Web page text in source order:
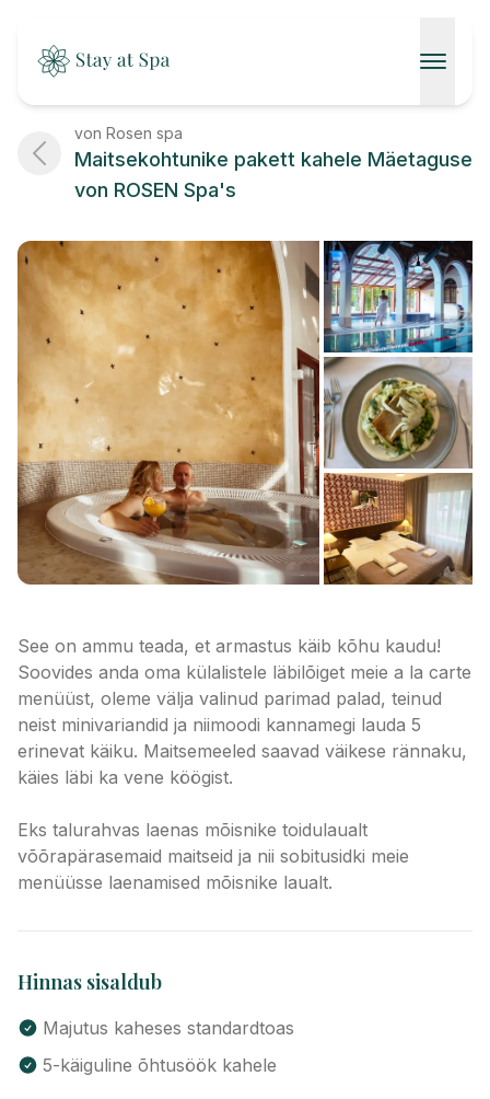
AVALEHT
von Rosen spa
Maitsekohtunike pakett kahele Mäetaguse
von ROSEN Spa's
See on ammu teada, et armastus käib kõhu kaudu!
Soovides anda oma külalistele läbilõiget meie a la carte
menüüst, oleme välja valinud parimad palad, teinud
neist minivariandid ja niimoodi kannamegi lauda 5
erinevat käiku. Maitsemeeled saavad väikese rännaku,
käies läbi ka vene köögist.
Eks talurahvas laenas mõisnike toidulaualt
võõrapärasemaid maitseid ja nii sobitusidki meie
menüüsse laenamised mõisnike laualt.
Hinnas sisaldub
Majutus kaheses standardtoas
5-käiguline õhtusöök kahele